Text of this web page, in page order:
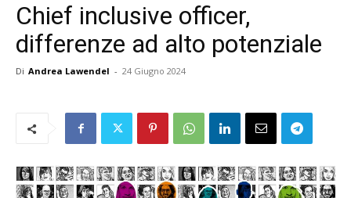
Chief inclusive officer,
differenze ad alto potenziale
Di Andrea Lawendel - 24 Giugno 2024